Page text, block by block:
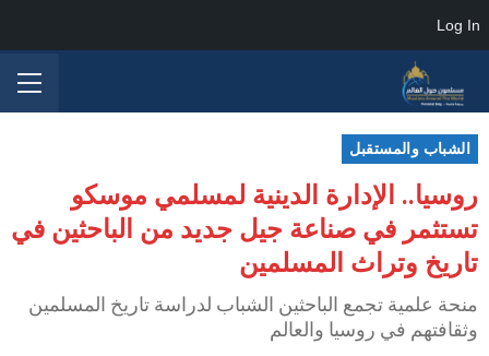
الشباب والمستقبل
روسيا.. الإدارة الدينية لمسلمي موسكو
تستثمر في صناعة جيل جديد من الباحثين في
تاريخ وتراث المسلمين
منحة علمية تجمع الباحثين الشباب لدراسة تاريخ المسلمين
وثقافتهم في روسيا والعالم
Log In